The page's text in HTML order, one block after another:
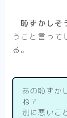
恥ずかしそ
うこと言って
る。
あの恥ずか
ね？
別に悪いこ